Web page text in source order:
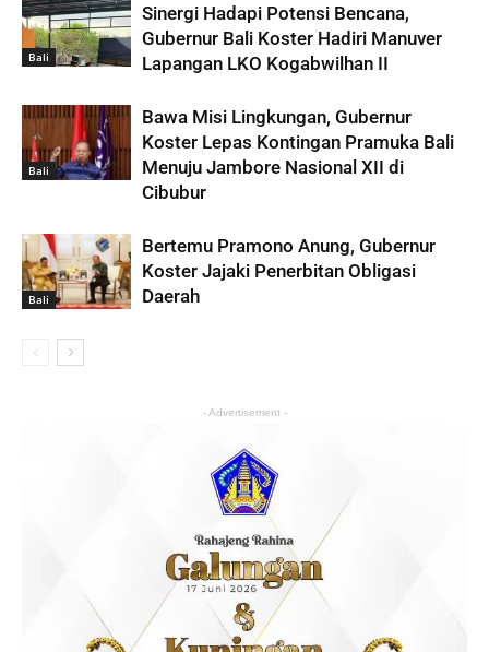
Bali
Sinergi Hadapi Potensi Bencana,
Gubernur Bali Koster Hadiri Manuver
Lapangan LKO Kogabwilhan II
Bali
Bawa Misi Lingkungan, Gubernur
Koster Lepas Kontingan Pramuka Bali
Menuju Jambore Nasional XII di
Cibubur
Bali
Bertemu Pramono Anung, Gubernur
Koster Jajaki Penerbitan Obligasi
Daerah
- Advertisement -